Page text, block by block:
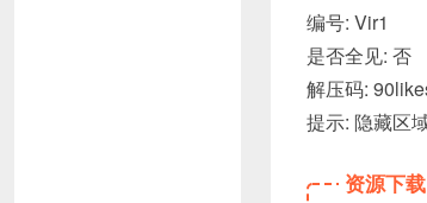
编号: Vir1
是否全见: 否
解压码:
提示: 隐藏区
资源下载